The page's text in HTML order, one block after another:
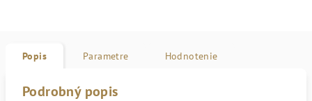
Popis Parametre Hodnotenie
Podrobný popis